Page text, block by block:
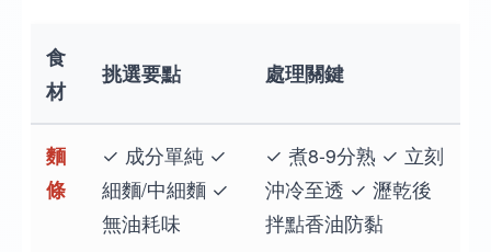
食
材
挑選要點 處理關鍵
麵
條
✓ 成分單純 ✓
細麵/中細麵 ✓
無油耗味
✓ 煮8-9分熟 ✓ 立刻
沖冷至透 ✓ 瀝乾後
拌點香油防黏